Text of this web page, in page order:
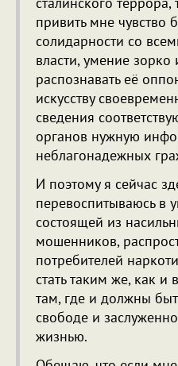
привить мне чувство
солидарности со
власти, умение
распознавать её
искусству
сведения
органов нужную
неблагонадежных
И поэтому я сейчас
перевоспитываюсь в
состоящей из
мошенников,
потребителей
стать таким же, как и
там, где и должны
свободе и
жизнью.